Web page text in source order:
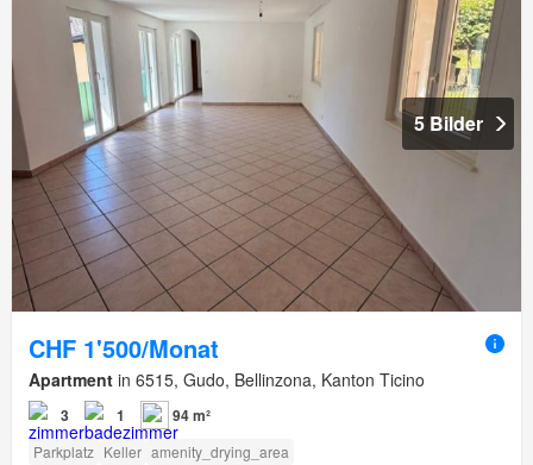
5 Bilder
CHF 1'500/Monat
Apartment in 6515, Gudo, Bellinzona, Kanton Ticino
3 1 94 m²
Parkplatz Keller amenity_drying_area